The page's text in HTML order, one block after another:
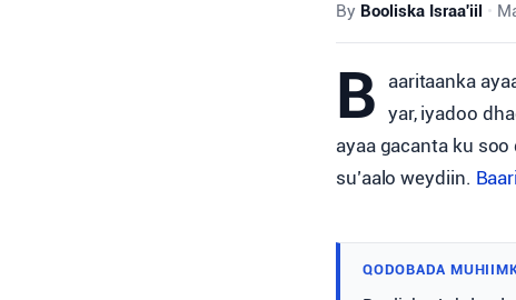
By Booliska Israa'iil •
B
aaritaanka
yar, iyadoo
ayaa gacanta ku
su’aalo weydiin.
QODOBADA